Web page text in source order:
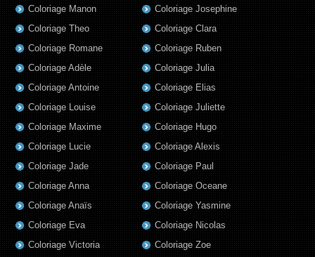
Coloriage Manon
Coloriage Theo
Coloriage Romane
Coloriage Adèle
Coloriage Antoine
Coloriage Louise
Coloriage Maxime
Coloriage Lucie
Coloriage Jade
Coloriage Anna
Coloriage Anaïs
Coloriage Eva
Coloriage Victoria
Coloriage Josephine
Coloriage Clara
Coloriage Ruben
Coloriage Julia
Coloriage Elias
Coloriage Juliette
Coloriage Hugo
Coloriage Alexis
Coloriage Paul
Coloriage Oceane
Coloriage Yasmine
Coloriage Nicolas
Coloriage Zoe